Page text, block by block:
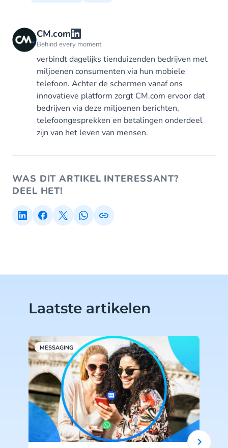
CM.com
Behind every moment
verbindt dagelijks tienduizenden bedrijven met
miljoenen consumenten via hun mobiele
telefoon. Achter de schermen vanaf ons
innovatieve platform zorgt CM.com ervoor dat
bedrijven via deze miljoenen berichten,
telefoongesprekken en betalingen onderdeel
zijn van het leven van mensen.
WAS DIT ARTIKEL INTERESSANT?
DEEL HET!
Laatste artikelen
MESSAGING